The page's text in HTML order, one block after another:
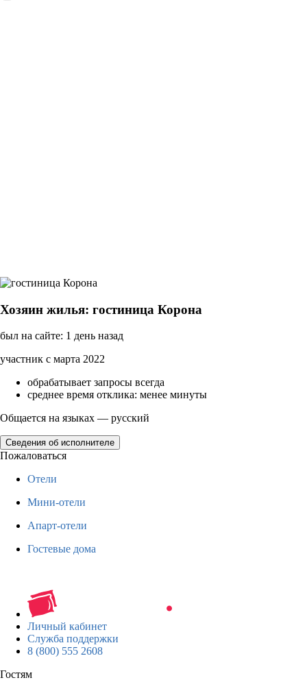
Хозяин жилья: гостиница Корона
был на сайте: 1 день назад
участник с марта 2022
обрабатывает запросы всегда
среднее время отклика: менее минуты
Общается на языках — русский
Сведения об исполнителе
Пожаловаться
Отели
Мини-отели
Апарт-отели
Гостевые дома
Личный кабинет
Служба поддержки
8 (800) 555 2608
Гостям